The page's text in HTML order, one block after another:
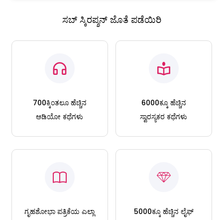
ಸಬ್ ಸ್ಕಿರಪ್ಶನ್ ಜೊತೆ ಪಡೆಯಿರಿ
700ಕ್ಕಿಂತಲೂ ಹೆಚ್ಚಿನ
ಆಡಿಯೋ ಕಥೆಗಳು
6000ಕ್ಕೂ ಹೆಚ್ಚಿನ
ಸ್ವಾರಸ್ಯಕರ ಕಥೆಗಳು
ಗೃಹಶೋಭಾ ಪತ್ರಿಕೆಯ ಎಲ್ಲಾ
5000ಕ್ಕೂ ಹೆಚ್ಚಿನ ಲೈಫ್